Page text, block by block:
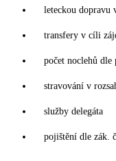
leteckou dopravu
transfery v cíli
počet noclehů dle
stravování v
služby delegáta
pojištění dle zák.